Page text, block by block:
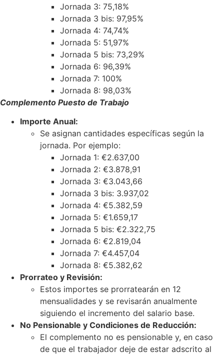
Jornada 3: 75,18%
Jornada 3 bis: 97,95%
Jornada 4: 74,74%
Jornada 5: 51,97%
Jornada 5 bis: 73,29%
Jornada 6: 96,39%
Jornada 7: 100%
Jornada 8: 98,03%
Complemento Puesto de Trabajo
Importe Anual:
Se asignan cantidades específicas según la
jornada. Por ejemplo:
Jornada 1: €2.637,00
Jornada 2: €3.878,91
Jornada 3: €3.043,66
Jornada 3 bis: 3.937,02
Jornada 4: €5.382,59
Jornada 5: €1.659,17
Jornada 5 bis: €2.322,75
Jornada 6: €2.819,04
Jornada 7: €4.457,04
Jornada 8: €5.382,62
Prorrateo y Revisión:
Estos importes se prorratearán en 12
mensualidades y se revisarán anualmente
siguiendo el incremento del salario base.
No Pensionable y Condiciones de Reducción:
El complemento no es pensionable y, en caso
de que el trabajador deje de estar adscrito al